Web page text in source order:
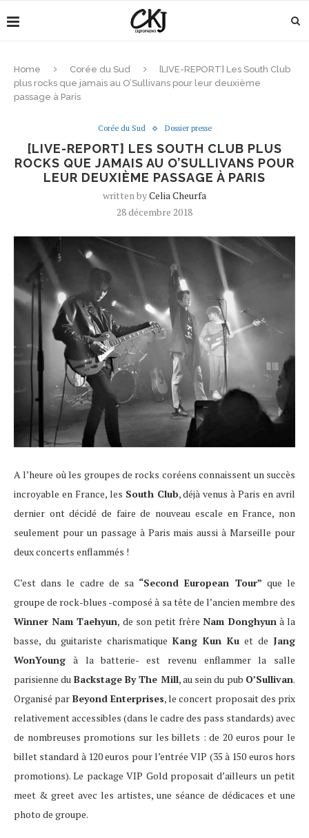
Home Corée du Sud
[LIVE-REPORT] Les South Club
plus rocks que jamais au O’Sullivans pour leur deuxième
passage à Paris
Corée du Sud Dossier presse
[LIVE-REPORT] LES SOUTH CLUB PLUS
ROCKS QUE JAMAIS AU O’SULLIVANS POUR
LEUR DEUXIÈME PASSAGE À PARIS
written byCelia Cheurfa
28 décembre 2018
A l’heure où les groupes de rocks coréens connaissent un succès
incroyable en France, les South Club, déjà venus à Paris en avril
dernier ont décidé de faire de nouveau escale en France, non
seulement pour un passage à Paris mais aussi à Marseille pour
deux concerts enflammés !
C’est dans le cadre de sa “Second European Tour” que le
groupe de rock-blues -composé à sa tête de l’ancien membre des
Winner Nam Taehyun, de son petit frèreNam Donghyunà la
basse, du guitariste charismatique Kang Kun Ku et de Jang
WonYoung à la batterie- est revenu enflammer la salle
parisienne du Backstage By The Mill, au sein du pub O’Sullivan.
Organisé par Beyond Enterprises, le concert proposait des prix
relativement accessibles (dans le cadre des pass standards) avec
de nombreuses promotions sur les billets : de 20 euros pour le
billet standard à 120 euros pour l’entrée VIP (35 à 150 euros hors
promotions). Le package VIP Gold proposait d’ailleurs un petit
meet & greet avec les artistes, une séance de dédicaces et une
photo de groupe.